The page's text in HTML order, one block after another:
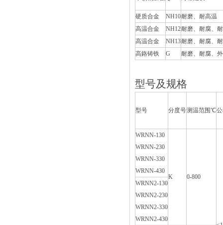
硬质合金 NH10耐磨、耐高温
高温合金
NH12耐磨、耐腐
高温合金
NH13耐磨、耐腐、
高鉻铸铁
G 耐磨、耐腐
型号及规格
型号 分度号测温范围℃
WRNN-130
WRNN-230
WRNN-330
WRNN-430
K
0-800
WRNN2-130
WRNN2-230
WRNN2-330
WRNN2-430